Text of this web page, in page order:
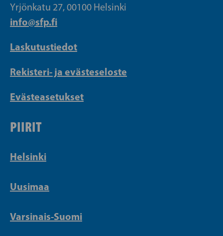
Yrjönkatu 27, 00100 Helsinki
info@sfp.fi
Laskutustiedot
Rekisteri- ja evästeseloste
Evästeasetukset
PIIRIT
Helsinki
Uusimaa
Varsinais-Suomi